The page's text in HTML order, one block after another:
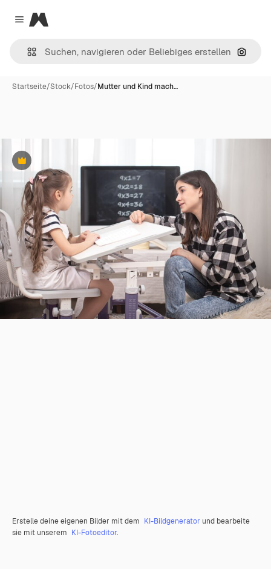
Close menu
Magnific
Nach
Startseite/Stock/Fotos/Mutter und Kind mach…
Premium
Erstelle deine eigenen Bilder mit dem KI-Bildgenerator und bearbeite
sie mit unserem KI-Fotoeditor.